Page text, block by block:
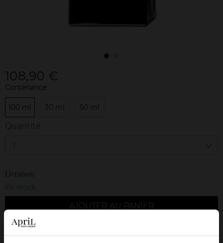
Contenance
100 ml 30 ml 50 ml
1
Livraison
En stock
AJOUTER AU PANIER
Livraison gratuite à partir de 50€